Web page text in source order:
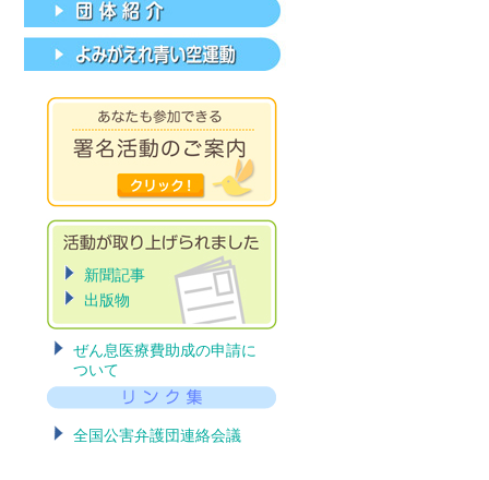
新聞記事
出版物
ぜん息医療費助成の申請に
ついて
全国公害弁護団連絡会議